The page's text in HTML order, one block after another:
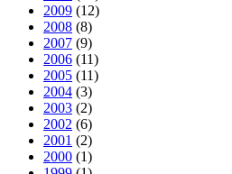
2009 (12)
2008 (8)
2007 (9)
2006 (11)
2005 (11)
2004 (3)
2003 (2)
2002 (6)
2001 (2)
2000 (1)